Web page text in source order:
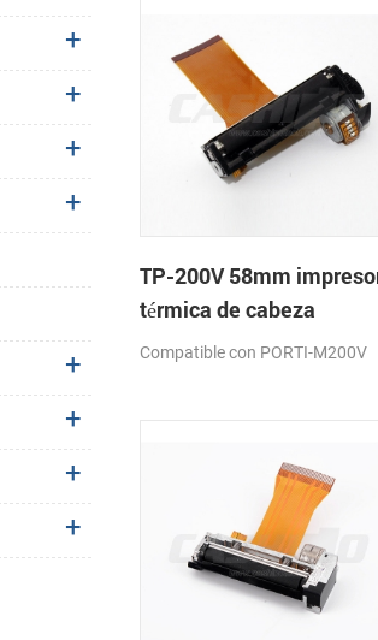
TP-200V 58mm
térmica de cabeza
Compatible con PORTI-M200V